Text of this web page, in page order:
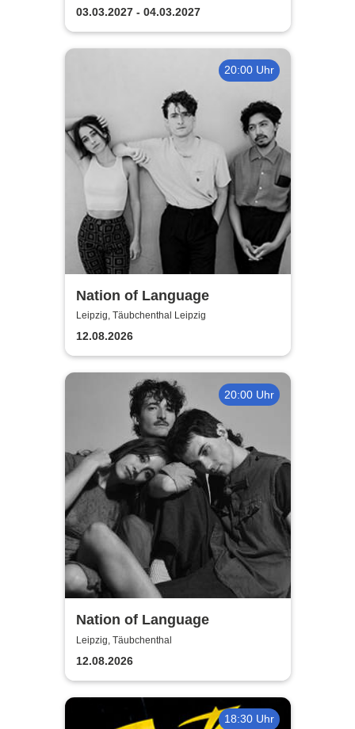
| Florian Poldrack
Zauberkunst
03.03.2027 - 04.03.2027
20:00 Uhr
Nation of Language
Leipzig, Täubchenthal Leipzig
12.08.2026
20:00 Uhr
Nation of Language
Leipzig, Täubchenthal
12.08.2026
18:30 Uhr